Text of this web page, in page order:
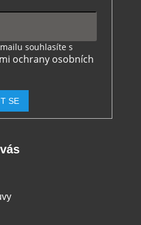
souhlasíte s
ochrany osobních
SE